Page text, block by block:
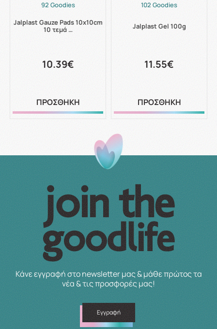
92 Goodies
Jalplast Gauze Pads 10x10cm
10 τεμά …
10.39€
ΠΡΟΣΘΗΚΗ
102 Goodies
Jalplast Gel 100g
11.55€
ΠΡΟΣΘΗΚΗ
Κάνε εγγραφή στο newsletter μας & μάθε πρώτος τα
νέα & τις προσφορές μας!
Εγγραφή